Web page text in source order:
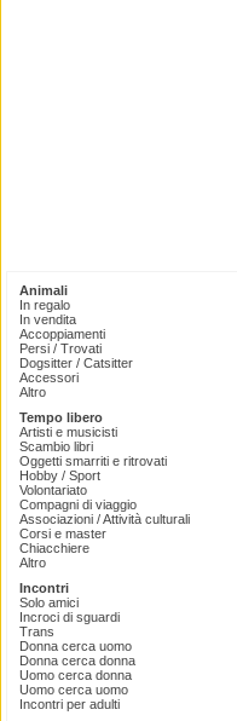
Animali
In regalo
In vendita
Accoppiamenti
Persi / Trovati
Dogsitter / Catsitter
Accessori
Altro
Tempo libero
Artisti e musicisti
Scambio libri
Oggetti smarriti e ritrovati
Hobby / Sport
Volontariato
Compagni di viaggio
Associazioni / Attività culturali
Corsi e master
Chiacchiere
Altro
Incontri
Solo amici
Incroci di sguardi
Trans
Donna cerca uomo
Donna cerca donna
Uomo cerca donna
Uomo cerca uomo
Incontri per adulti